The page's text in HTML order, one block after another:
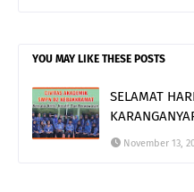
YOU MAY LIKE THESE POSTS
SELAMAT
November 13,